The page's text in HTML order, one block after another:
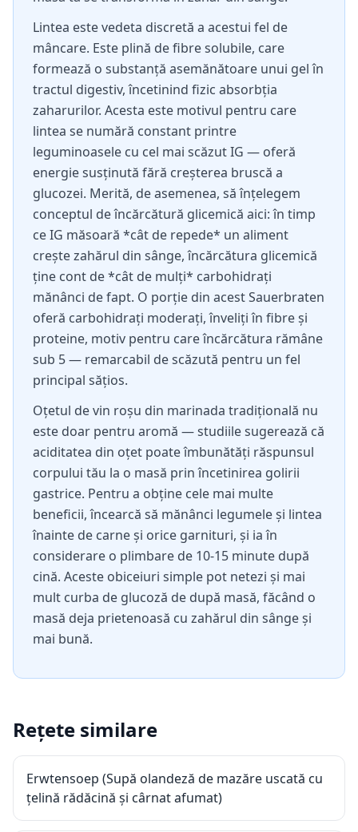
Lintea este vedeta discretă a acestui fel de
mâncare. Este plină de fibre solubile, care
formează o substanță asemănătoare unui gel în
tractul digestiv, încetinind fizic absorbția
zaharurilor. Acesta este motivul pentru care
lintea se numără constant printre
leguminoasele cu cel mai scăzut IG — oferă
energie susținută fără creșterea bruscă a
glucozei. Merită, de asemenea, să înțelegem
conceptul de încărcătură glicemică aici: în timp
ce IG măsoară *cât de repede* un aliment
crește zahărul din sânge, încărcătura glicemică
ține cont de *cât de mulți* carbohidrați
mănânci de fapt. O porție din acest Sauerbraten
oferă carbohidrați moderați, înveliți în fibre și
proteine, motiv pentru care încărcătura rămâne
sub 5 — remarcabil de scăzută pentru un fel
principal sățios.
Oțetul de vin roșu din marinada tradițională nu
este doar pentru aromă — studiile sugerează că
aciditatea din oțet poate îmbunătăți răspunsul
corpului tău la o masă prin încetinirea golirii
gastrice. Pentru a obține cele mai multe
beneficii, încearcă să mănânci legumele și lintea
înainte de carne și orice garnituri, și ia în
considerare o plimbare de 10-15 minute după
cină. Aceste obiceiuri simple pot netezi și mai
mult curba de glucoză de după masă, făcând o
masă deja prietenoasă cu zahărul din sânge și
mai bună.
Rețete similare
Erwtensoep (Supă olandeză de mazăre uscată cu
țelină rădăcină și cârnat afumat)